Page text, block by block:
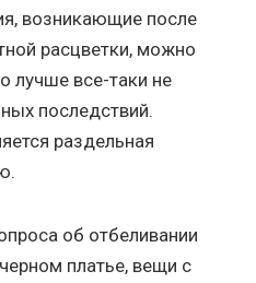
возникающие после
расцветки, можно
лучше все-таки не
последствий.
раздельная
об отбеливании
платье, вещи с